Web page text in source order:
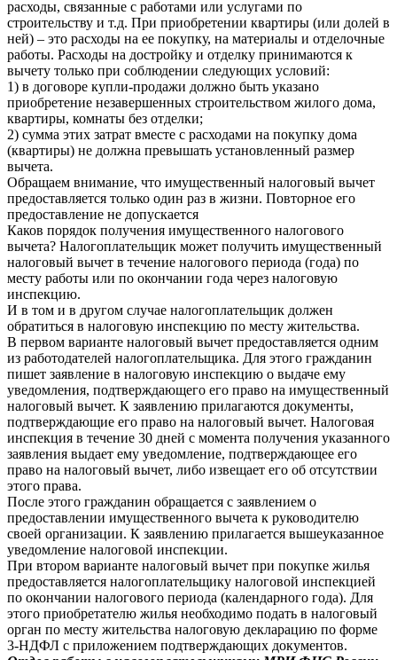
расходы, связанные с работами или услугами по
строительству и т.д. При приобретении квартиры (или долей в
ней) – это расходы на ее покупку, на материалы и отделочные
работы. Расходы на достройку и отделку принимаются к
вычету только при соблюдении следующих условий:
1) в договоре купли-продажи должно быть указано
приобретение незавершенных строительством жилого дома,
квартиры, комнаты без отделки;
2) сумма этих затрат вместе с расходами на покупку дома
(квартиры) не должна превышать установленный размер
вычета.
Обращаем внимание, что имущественный налоговый вычет
предоставляется только один раз в жизни. Повторное его
предоставление не допускается
Каков порядок получения имущественного налогового
вычета? Налогоплательщик может получить имущественный
налоговый вычет в течение налогового периода (года) по
месту работы или по окончании года через налоговую
инспекцию.
И в том и в другом случае налогоплательщик должен
обратиться в налоговую инспекцию по месту жительства.
В первом варианте налоговый вычет предоставляется одним
из работодателей налогоплательщика. Для этого гражданин
пишет заявление в налоговую инспекцию о выдаче ему
уведомления, подтверждающего его право на имущественный
налоговый вычет. К заявлению прилагаются документы,
подтверждающие его право на налоговый вычет. Налоговая
инспекция в течение 30 дней с момента получения указанного
заявления выдает ему уведомление, подтверждающее его
право на налоговый вычет, либо извещает его об отсутствии
этого права.
После этого гражданин обращается с заявлением о
предоставлении имущественного вычета к руководителю
своей организации. К заявлению прилагается вышеуказанное
уведомление налоговой инспекции.
При втором варианте налоговый вычет при покупке жилья
предоставляется налогоплательщику налоговой инспекцией
по окончании налогового периода (календарного года). Для
этого приобретателю жилья необходимо подать в налоговый
орган по месту жительства налоговую декларацию по форме
3-НДФЛ с приложением подтверждающих документов.